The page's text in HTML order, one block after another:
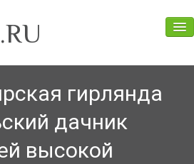
гирлянда
дачник
высокой